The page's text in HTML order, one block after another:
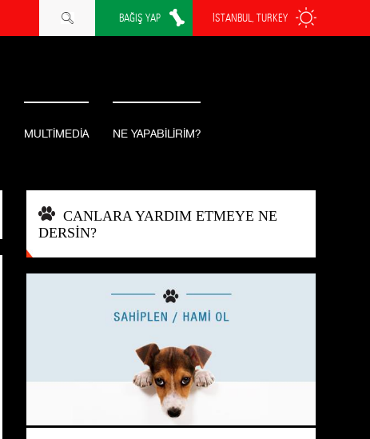
İSTANBUL, TURKEY
BAĞIŞ YAP
MULTİMEDİA NE YAPABİLİRİM?
CANLARA YARDIM ETMEYE NE
DERSİN?